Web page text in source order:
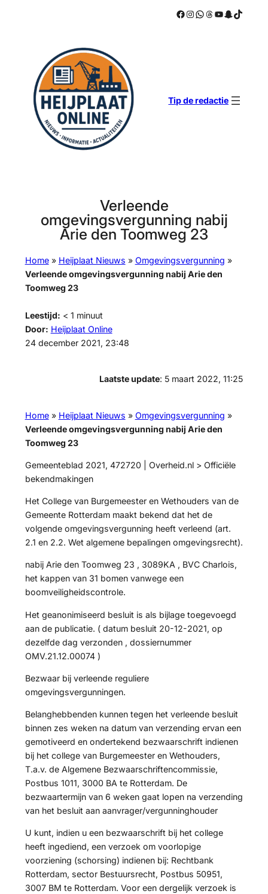
Facebook
Instagram
WhatsApp
Threads
YouTube
Snapchat
TikTok
Tip de redactie
Verleende
omgevingsvergunning nabij
Arie den Toomweg 23
Home» Heijplaat Nieuws » Omgevingsvergunning »
Verleende omgevingsvergunning nabij Arie den
Toomweg 23
Leestijd: < 1 minuut
Door: Heijplaat Online
24 december 2021, 23:48
Laatste update: 5 maart 2022, 11:25
Home» Heijplaat Nieuws » Omgevingsvergunning »
Verleende omgevingsvergunning nabij Arie den
Toomweg 23
Gemeenteblad 2021, 472720 | Overheid.nl > Officiële
bekendmakingen
Het College van Burgemeester en Wethouders van de
Gemeente Rotterdam maakt bekend dat het de
volgende omgevingsvergunning heeft verleend (art.
2.1 en 2.2. Wet algemene bepalingen omgevingsrecht).
nabij Arie den Toomweg 23 , 3089KA , BVC Charlois,
het kappen van 31 bomen vanwege een
boomveiligheidscontrole.
Het geanonimiseerd besluit is als bijlage toegevoegd
aan de publicatie. ( datum besluit 20-12-2021, op
dezelfde dag verzonden , dossiernummer
OMV.21.12.00074 )
Bezwaar bij verleende reguliere
omgevingsvergunningen.
Belanghebbenden kunnen tegen het verleende besluit
binnen zes weken na datum van verzending ervan een
gemotiveerd en ondertekend bezwaarschrift indienen
bij het college van Burgemeester en Wethouders,
T.a.v. de Algemene Bezwaarschriftencommissie,
Postbus 1011, 3000 BA te Rotterdam. De
bezwaartermijn van 6 weken gaat lopen na verzending
van het besluit aan aanvrager/vergunninghouder
U kunt, indien u een bezwaarschrift bij het college
heeft ingediend, een verzoek om voorlopige
voorziening (schorsing) indienen bij: Rechtbank
Rotterdam, sector Bestuursrecht, Postbus 50951,
3007 BM te Rotterdam. Voor een dergelijk verzoek is